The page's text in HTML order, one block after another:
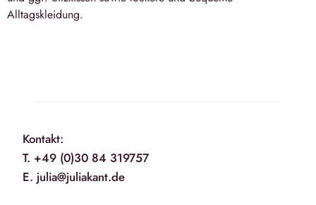
Alltagskleidung.
Kontakt:
T. +49 (0)30 84 319757
E. julia@juliakant.de